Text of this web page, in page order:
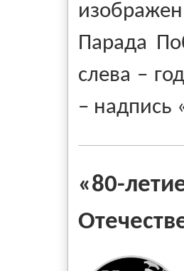
Парада
слева –
– надпись
«80-